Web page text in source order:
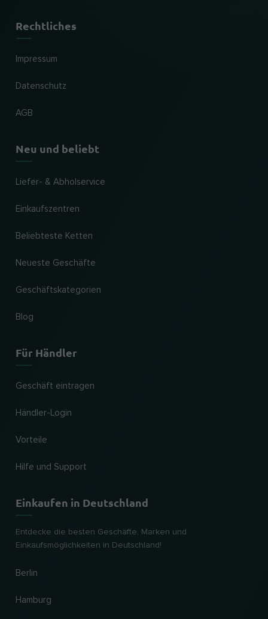
Rechtliches
Impressum
Datenschutz
AGB
Neu und beliebt
Liefer- & Abholservice
Einkaufszentren
Beliebteste Ketten
Neueste Geschäfte
Geschäftskategorien
Blog
Für Händler
Geschäft eintragen
Händler-Login
Vorteile
Hilfe und Support
Einkaufen in Deutschland
Entdecke die besten Geschäfte, Marken und
Einkaufsmöglichkeiten in Deutschland!
Berlin
Hamburg